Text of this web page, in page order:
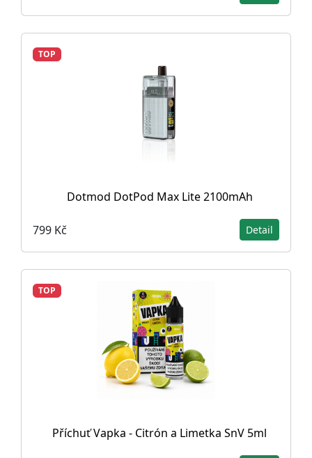
TOP
Dotmod DotPod Max Lite 2100mAh
799 Kč Detail
TOP
Příchuť Vapka - Citrón a Limetka SnV 5ml